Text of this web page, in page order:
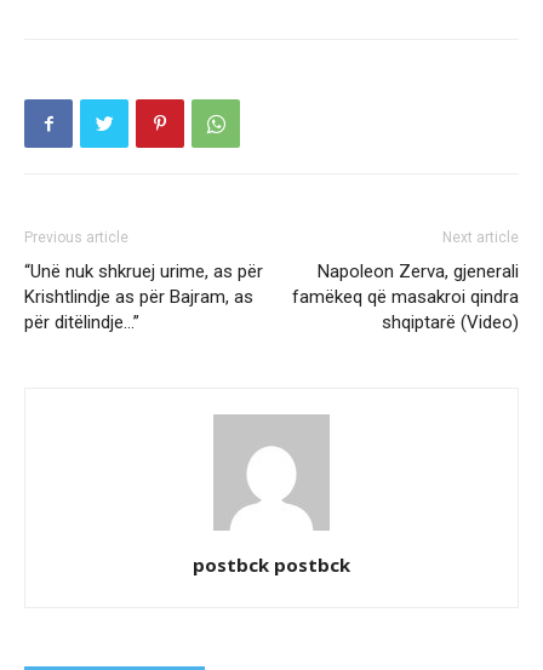
Previous article
“Unë nuk shkruej urime, as për
Krishtlindje as për Bajram, as
për ditëlindje…”
Next article
Napoleon Zerva, gjenerali
famëkeq që masakroi qindra
shqiptarë (Video)
postbck postbck